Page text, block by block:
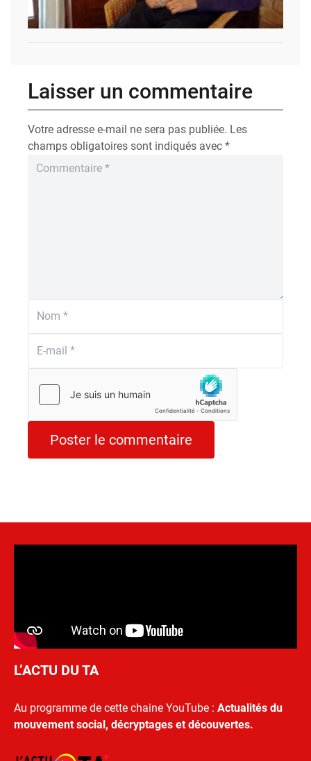
Laisser un commentaire
Votre adresse e-mail ne sera pas publiée. Les
champs obligatoires sont indiqués avec *
L’ACTU DU TA
Au programme de cette chaine YouTube : Actualités du
mouvement social, décryptages et découvertes.